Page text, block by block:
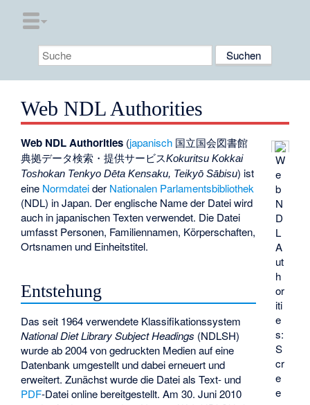
Web NDL Authorities
W
e
b
N
D
L
A
ut
h
or
iti
e
s:
S
cr
e
e
Web NDL Authorities (japanisch 国立国会図書館
典拠データ検索・提供サービスKokuritsu Kokkai
Toshokan Tenkyo Dēta Kensaku, Teikyō Sābisu) ist
eine Normdateider Nationalen Parlamentsbibliothek
(NDL) in Japan. Der englische Name der Datei wird
auch in japanischen Texten verwendet. Die Datei
umfasst Personen, Familiennamen, Körperschaften,
Ortsnamen und Einheitstitel.
Entstehung
Das seit 1964 verwendete Klassifikationssystem
National Diet Library Subject Headings (NDLSH)
wurde ab 2004 von gedruckten Medien auf eine
Datenbank umgestellt und dabei erneuert und
erweitert. Zunächst wurde die Datei als Text- und
PDF-Datei online bereitgestellt. Am 30. Juni 2010